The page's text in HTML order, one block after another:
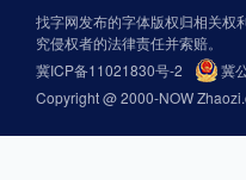
找字网发布的字体版权归相关权
究侵权者的法律责任并索赔。
冀ICP备11021830号-2
冀
Copyright @ 2000-NOW